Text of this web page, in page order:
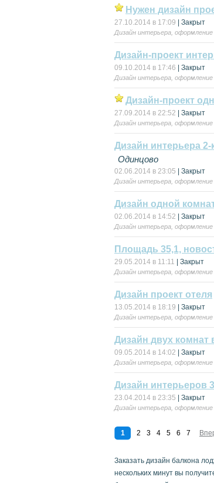
Нужен дизайн
27.10.2014 в 17:09 | Закрыт
Дизайн интерьера, оформление
Дизайн-проект
09.10.2014 в 17:46 | Закрыт
Дизайн интерьера, оформление
Дизайн-проект
27.09.2014 в 22:52 | Закрыт
Дизайн интерьера, оформление
Дизайн интерьера
Одинцово
02.06.2014 в 23:05 | Закрыт
Дизайн интерьера, оформление
Дизайн одной
02.06.2014 в 14:52 | Закрыт
Дизайн интерьера, оформление
Площадь 35,1,
29.05.2014 в 11:11 | Закрыт
Дизайн интерьера, оформление
Дизайн проект отеля
13.05.2014 в 18:19 | Закрыт
Дизайн интерьера, оформление
Дизайн двух комнат
09.05.2014 в 14:02 | Закрыт
Дизайн интерьера, оформление
Дизайн интерьеров
23.04.2014 в 23:35 | Закрыт
Дизайн интерьера, оформление
1 2 3 4 5 6 7
Заказать дизайн балкона
нескольких минут вы